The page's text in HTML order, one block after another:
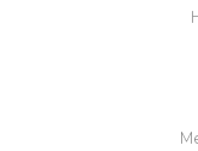
Ürün bilgilerinde
Ürün fiyatı diğer
Bu ürüne benzer